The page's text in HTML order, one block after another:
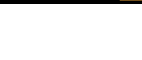
Zhurnal.mk është Agjenci e Lajmeve e